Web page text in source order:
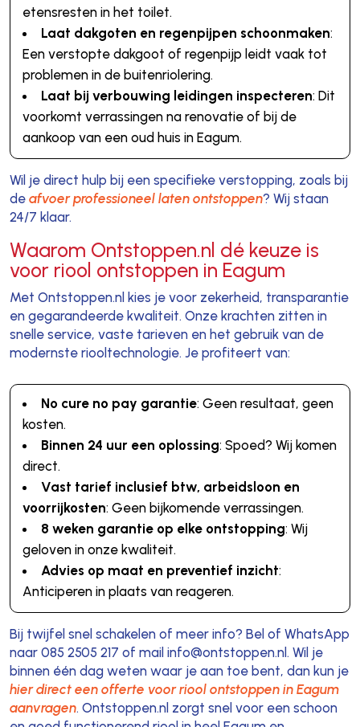
etensresten in het toilet.
Laat dakgoten en regenpijpen schoonmaken:
Een verstopte dakgoot of regenpijp leidt vaak tot
problemen in de buitenriolering.
Laat bij verbouwing leidingen inspecteren: Dit
voorkomt verrassingen na renovatie of bij de
aankoop van een oud huis in Eagum.
Wil je direct hulp bij een specifieke verstopping, zoals bij
de afvoer professioneel laten ontstoppen? Wij staan
24/7 klaar.
Waarom Ontstoppen.nl dé keuze is
voor riool ontstoppen in Eagum
Met Ontstoppen.nl kies je voor zekerheid, transparantie
en gegarandeerde kwaliteit. Onze krachten zitten in
snelle service, vaste tarieven en het gebruik van de
modernste riooltechnologie. Je profiteert van:
No cure no pay garantie: Geen resultaat, geen
kosten.
Binnen 24 uur een oplossing: Spoed? Wij komen
direct.
Vast tarief inclusief btw, arbeidsloon en
voorrijkosten: Geen bijkomende verrassingen.
8 weken garantie op elke ontstopping: Wij
geloven in onze kwaliteit.
Advies op maat en preventief inzicht:
Anticiperen in plaats van reageren.
Bij twijfel snel schakelen of meer info? Bel of WhatsApp
naar 085 2505 217 of mail info@ontstoppen.nl. Wil je
binnen één dag weten waar je aan toe bent, dan kun je
hier direct een offerte voor riool ontstoppen in Eagum
aanvragen. Ontstoppen.nl zorgt snel voor een schoon